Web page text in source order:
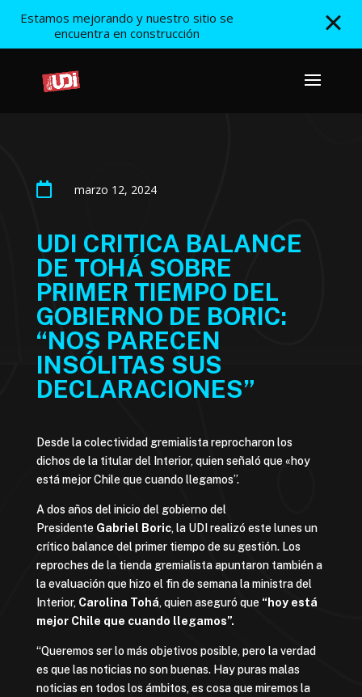
Estamos mejorando y nuestro sitio se
encuentra en construcción
 marzo 12, 2024
UDI CRITICA BALANCE
DE TOHÁ SOBRE
PRIMER TIEMPO DEL
GOBIERNO DE BORIC:
“NOS PARECEN
INSÓLITAS SUS
DECLARACIONES”
Desde la colectividad gremialista reprocharon los
dichos de la titular del Interior, quien señaló que «hoy
está mejor Chile que cuando llegamos”.
A dos años del inicio del gobierno del
Presidente Gabriel Boric, la UDI realizó este lunes un
crítico balance del primer tiempo de su gestión. Los
reproches de la tienda gremialista apuntaron también a
la evaluación que hizo el fin de semana la ministra del
Interior, Carolina Tohá, quien aseguró que “hoy está
mejor Chile que cuando llegamos”.
“Queremos ser lo más objetivos posible, pero la verdad
es que las noticias no son buenas. Hay puras malas
noticias en todos los ámbitos, es cosa que miremos la